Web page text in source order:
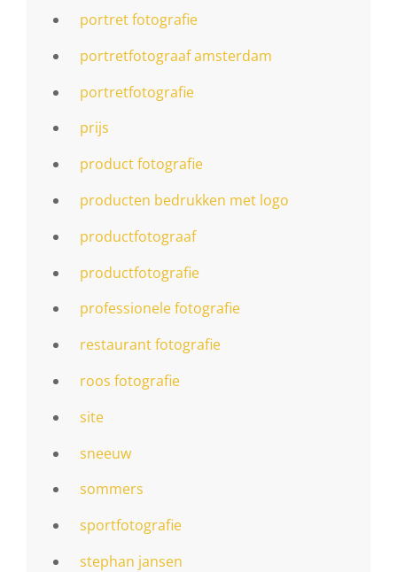
portret fotografie
portretfotograaf amsterdam
portretfotografie
prijs
product fotografie
producten bedrukken met logo
productfotograaf
productfotografie
professionele fotografie
restaurant fotografie
roos fotografie
site
sneeuw
sommers
sportfotografie
stephan jansen